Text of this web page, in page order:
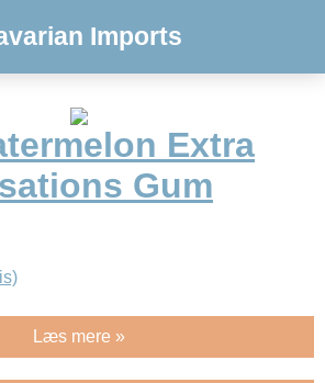
Imports
Extra
Gum
Læs mere »